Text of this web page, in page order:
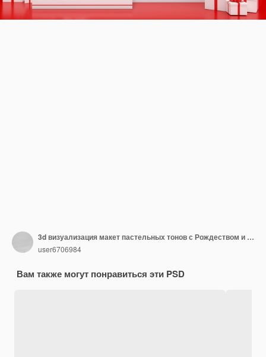
3d визуализация макет пастельных тонов с Рождеством и новым годом
user6706984
Вам также могут понравиться эти PSD